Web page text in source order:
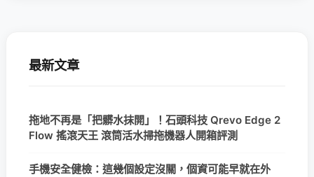
最新文章
拖地不再是「把髒水抹開」！石頭科技 Qrevo Edge 2
Flow 搖滾天王 滾筒活水掃拖機器人開箱評測
手機安全健檢：這幾個設定沒關，個資可能早就在外